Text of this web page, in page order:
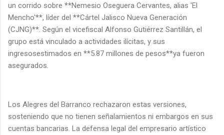
un corrido sobre **Nemesio Oseguera Cervantes, alias 'El
Mencho'**, líder del **Cártel Jalisco Nueva Generación
(CJNG)**. Según el vicefiscal Alfonso Gutiérrez Santillán, el
grupo está vinculado a actividades ilícitas, y sus
ingresosestimados en **5.87 millones de pesos**ya fueron
asegurados.
Los Alegres del Barranco rechazaron estas versiones,
sosteniendo que no tienen señalamientos ni embargos en sus
cuentas bancarias. La defensa legal del empresario artístico